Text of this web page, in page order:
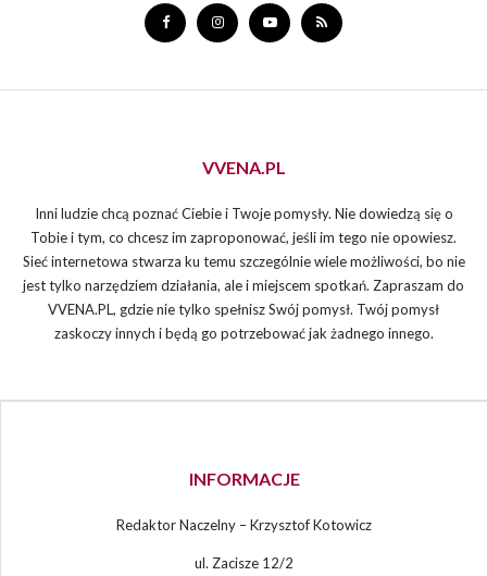
VVENA.PL
Inni ludzie chcą poznać Ciebie i Twoje pomysły. Nie dowiedzą się o
Tobie i tym, co chcesz im zaproponować, jeśli im tego nie opowiesz.
Sieć internetowa stwarza ku temu szczególnie wiele możliwości, bo nie
jest tylko narzędziem działania, ale i miejscem spotkań. Zapraszam do
VVENA.PL, gdzie nie tylko spełnisz Swój pomysł. Twój pomysł
zaskoczy innych i będą go potrzebować jak żadnego innego.
INFORMACJE
Redaktor Naczelny – Krzysztof Kotowicz
ul. Zacisze 12/2